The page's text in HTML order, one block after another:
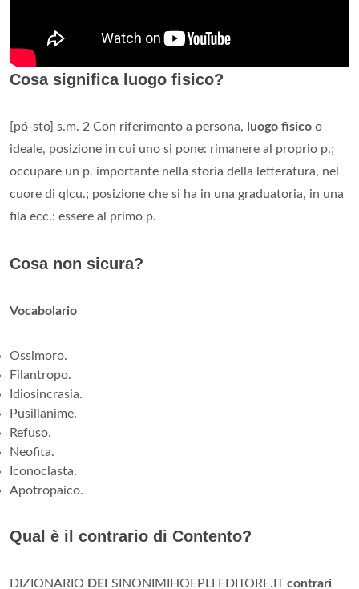
Cosa significa luogo fisico?
[pó-sto] s.m. 2 Con riferimento a persona, luogo fisico o
ideale, posizione in cui uno si pone: rimanere al proprio p.;
occupare un p. importante nella storia della letteratura, nel
cuore di qlcu.; posizione che si ha in una graduatoria, in una
fila ecc.: essere al primo p.
Cosa non sicura?
Vocabolario
Ossimoro.
Filantropo.
Idiosincrasia.
Pusillanime.
Refuso.
Neofita.
Iconoclasta.
Apotropaico.
Qual è il contrario di Contento?
DIZIONARIO DEI SINONIMIHOEPLI EDITORE.ITcontrari